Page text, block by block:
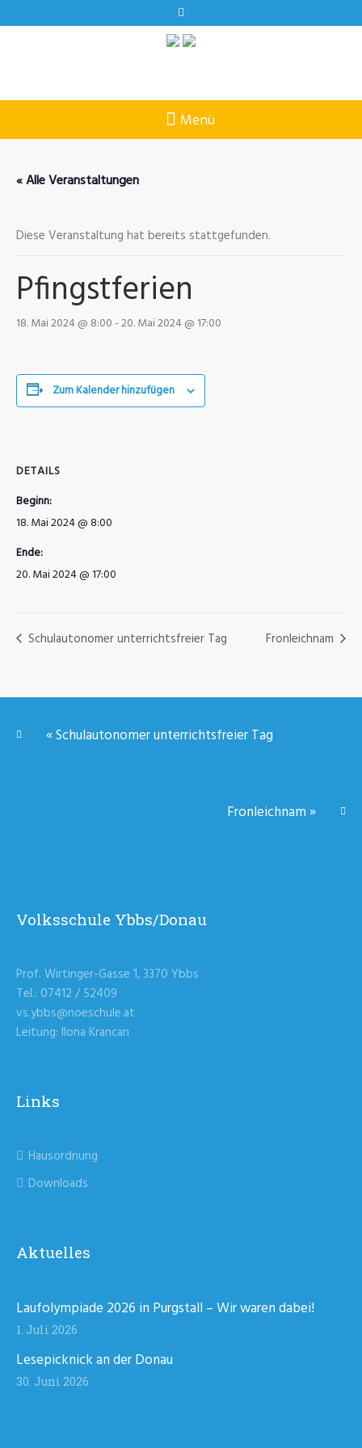
« Alle Veranstaltungen
Diese Veranstaltung hat bereits stattgefunden.
Pfingstferien
18. Mai 2024 @ 8:00-20. Mai 2024 @ 17:00
Zum Kalender hinzufügen
DETAILS
Beginn:
18. Mai 2024 @ 8:00
Ende:
20. Mai 2024 @ 17:00
Schulautonomer unterrichtsfreier Tag Fronleichnam
«Schulautonomer unterrichtsfreier Tag
Fronleichnam»
Volksschule Ybbs/Donau
Prof. Wirtinger-Gasse 1, 3370 Ybbs
Tel.: 07412 / 52409
vs.ybbs@noeschule.at
Leitung: Ilona Krancan
Links
Hausordnung
Downloads
Aktuelles
Laufolympiade 2026 in Purgstall – Wir waren dabei!
1. Juli 2026
Lesepicknick an der Donau
30. Juni 2026